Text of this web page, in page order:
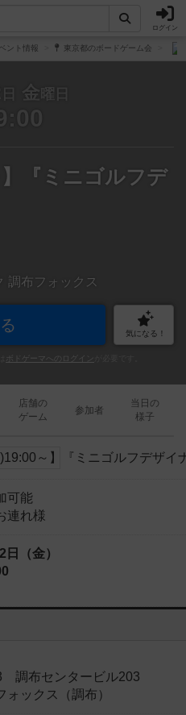
ログイン
ント情報 東京都のボードゲーム会
日 金 曜日
】『ミニゴルフデ
調布フォックス
気になる！
ボドゲーマへのログイン
店舗の
ゲーム
参加者
当日の
様子
可能
連れ様
（金）
調布センタービル203
ックス（調布）